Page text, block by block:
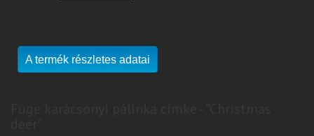
A termék részletes adatai